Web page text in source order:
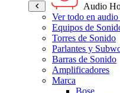
Audio
Ver todo en
Equipos de
Torres de Sonido
Parlantes y
Barras de Sonido
Amplificadores
Marca
Bose